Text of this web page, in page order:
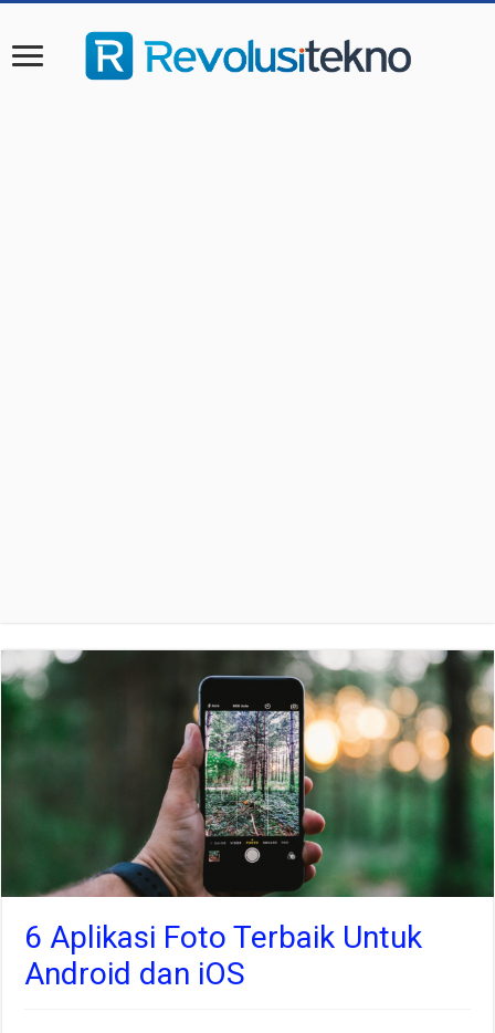
6 Aplikasi Foto Terbaik Untuk
Android dan iOS